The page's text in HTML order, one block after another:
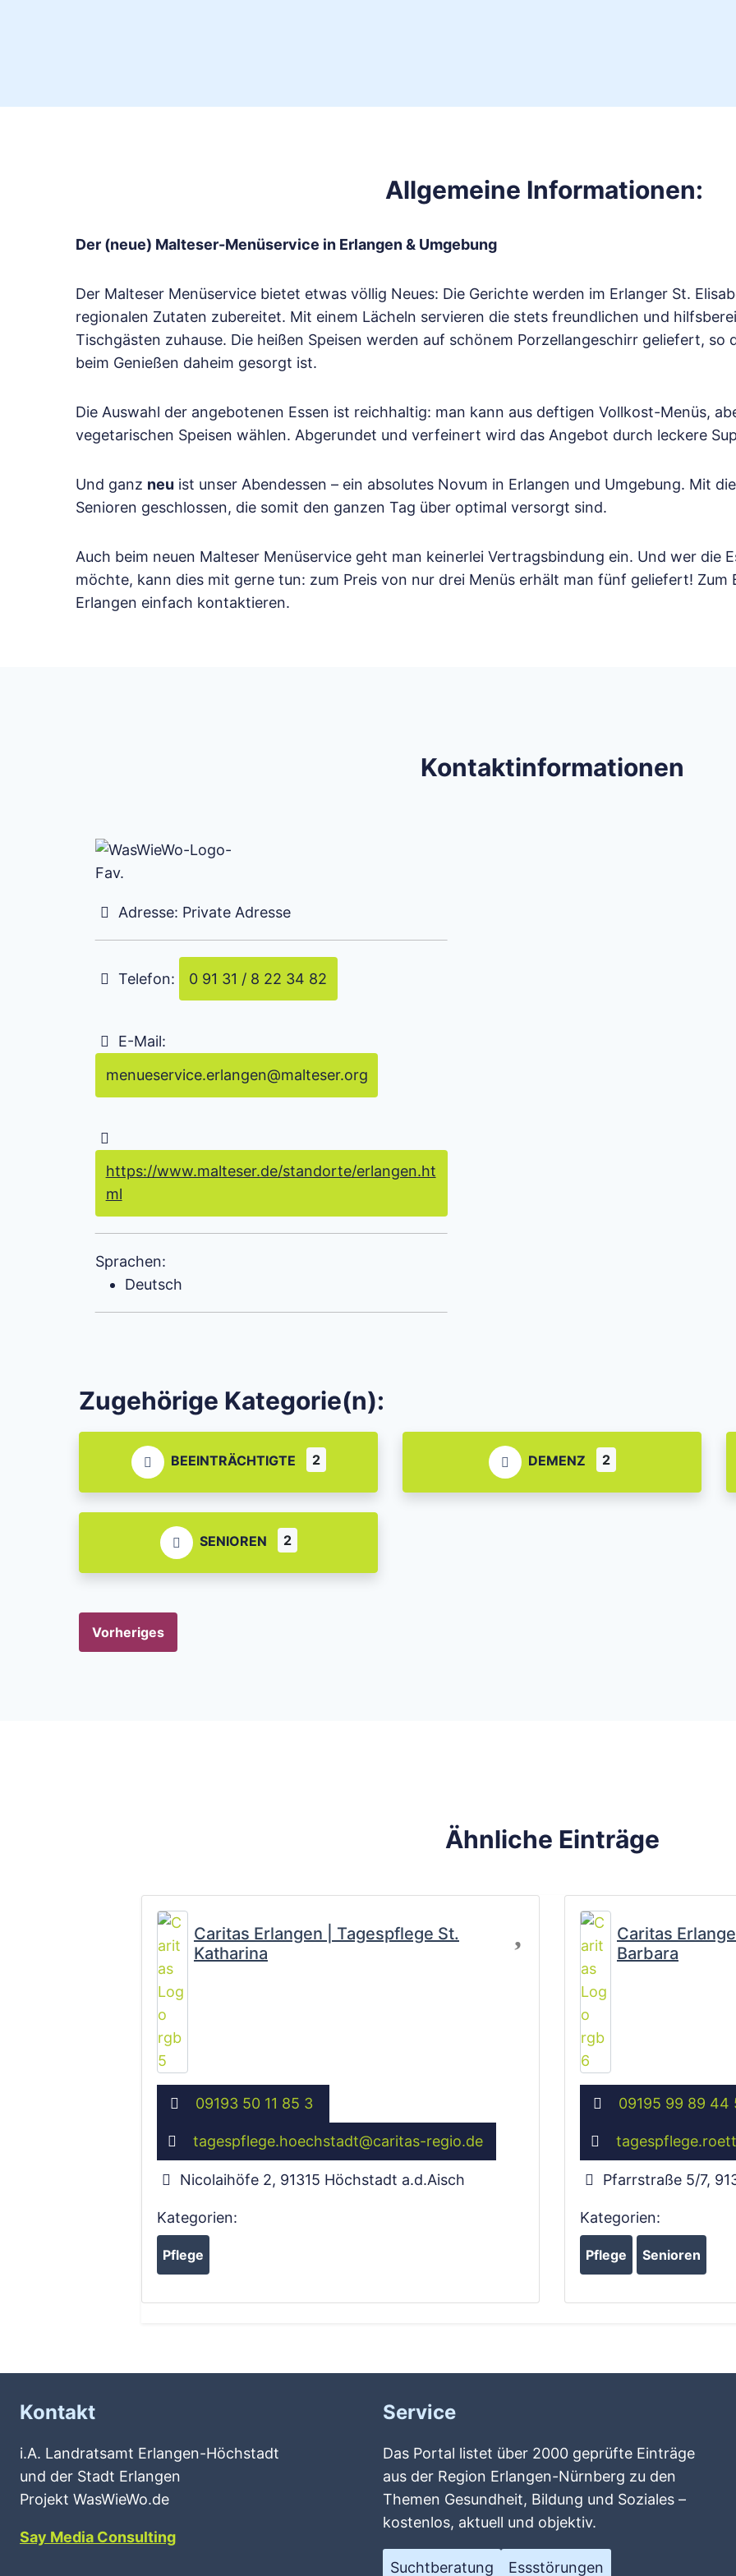
Allgemeine Informationen:
Der (neue) Malteser-Menüservice in Erlangen & Umgebung
Der Malteser Menüservice bietet etwas völlig Neues: Die Gerichte werden im Erlanger St.
regionalen Zutaten zubereitet. Mit einem Lächeln servieren die stets freundlichen und
Tischgästen zuhause. Die heißen Speisen werden auf schönem Porzellangeschirr geliefert, so
beim Genießen daheim gesorgt ist.
Die Auswahl der angebotenen Essen ist reichhaltig: man kann aus deftigen Vollkost-Menüs,
vegetarischen Speisen wählen. Abgerundet und verfeinert wird das Angebot durch leckere
Und ganz neu ist unser Abendessen – ein absolutes Novum in Erlangen und Umgebung. Mit
Senioren geschlossen, die somit den ganzen Tag über optimal versorgt sind.
Auch beim neuen Malteser Menüservice geht man keinerlei Vertragsbindung ein. Und wer die
möchte, kann dies mit gerne tun: zum Preis von nur drei Menüs erhält man fünf geliefert! Zum
Erlangen einfach kontaktieren.
Kontaktinformationen
Adresse: Private Adresse
Telefon: 0 91 31 / 8 22 34 82
E-Mail:
menueservice.erlangen@malteser.org
https://www.malteser.de/standorte/erlangen.ht
ml
Sprachen:
Deutsch
Zugehörige Kategorie(n):
BEEINTRÄCHTIGTE 2 DEMENZ 2
SENIOREN 2
Vorheriges
Ähnliche Einträge
Caritas Erlangen | Tagespflege St.
Katharina
09193 50 11 85 3
tagespflege.hoechstadt@caritas-regio.de
Nicolaihöfe 2, 91315 Höchstadt a.d.Aisch
Kategorien:
Pflege
Caritas
Barbara
09195 99 89 44
Pfarrstraße 5/7,
Kategorien:
Pflege Senioren
Kontakt
i.A. Landratsamt Erlangen-Höchstadt
und der Stadt Erlangen
Projekt WasWieWo.de
Say Media Consulting
Service
Das Portal listet über 2000 geprüfte Einträge
aus der Region Erlangen-Nürnberg zu den
Themen Gesundheit, Bildung und Soziales –
kostenlos, aktuell und objektiv.
Suchtberatung Essstörungen